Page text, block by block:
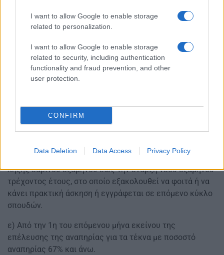
I want to allow Google to enable storage
related to personalization.
I want to allow Google to enable storage
related to security, including authentication
functionality and fraud prevention, and other
user protection.
CONFIRM
Data Deletion Data Access Privacy Policy
Ελλάδας ή αναγνωρισμένο ίδρυμα του εξωτερικού, στο
«Μεταλυκειακό Έτος – Τάξη Μαθητείας» των
Επαγγελματικών Λυκείων (ΕΠΑΛ), σε Ινστιτούτα
Επαγγελματικής Κατάρτισης (ΙΕΚ), καθώς και σε
αναγνωρισμένα Κολέγια.
σχολή κατά το προηγούμενο έτος, μεταγράφηκαν το
τρέχον έτος σε άλλη σχολή ή τμήμα ή εισήχθησαν σε νέα
σχολή ή τμήμα με νέα εγγραφή. Το επίδομα
καταβάλλεται και για μια μεταβατική περίοδο
(αναγκαστικό διάλειμμα) έως τρεις μήνες μεταξύ της
λήξης εαρινού εξαμήνου έως την έναρξη νέου εξαμήνου
τρέχοντος έτους, στο οποίο εξακολουθεί να φοιτά ή να
κάνει πρακτική άσκηση ή εγγράφεται σε επόμενο κύκλο
σπουδών.
ε) Από την 1η του επόμενου μήνα εκείνου της
επέλευσης της αναπηρίας για τα τέκνα με ποσοστό
αναπηρίας 67% και άνω.